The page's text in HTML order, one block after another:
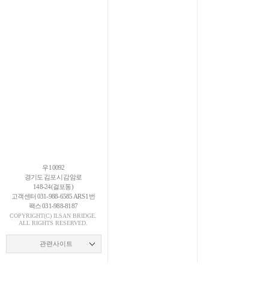
우 10092
경기도 김포시 감암로
148-24(걸포동)
고객센터 031-988-6585 ARS 1번
팩스 031-988-8187
COPYRIGHT(C) ILSAN BRIDGE.
ALL RIGHTS RESERVED.
관련사이트